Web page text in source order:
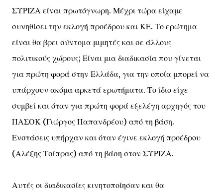
ΣΥΡΙΖΑ είναι πρωτόγνωρη. Μέχρι τώρα είχαμε
συνηθίσει την εκλογή προέδρου και ΚΕ. Το ερώτημα
είναι θα βρει σύντομα μιμητές και σε άλλους
πολιτικούς χώρους; Είναι μια διαδικασία που γίνεται
για πρώτη φορά στην Ελλάδα, για την οποία μπορεί να
υπάρχουν ακόμα αρκετά ερωτήματα. Το ίδιο είχε
συμβεί και όταν για πρώτη φορά εξελέγη αρχηγός του
ΠΑΣΟΚ (Γιώργος Παπανδρέου) από τη βάση.
Ενστάσεις υπήρχαν και όταν έγινε εκλογή προέδρου
(Αλέξης Τσίπρας) από τη βάση στον ΣΥΡΙΖΑ.
Αυτές οι διαδικασίες κινητοποίησαν και θα